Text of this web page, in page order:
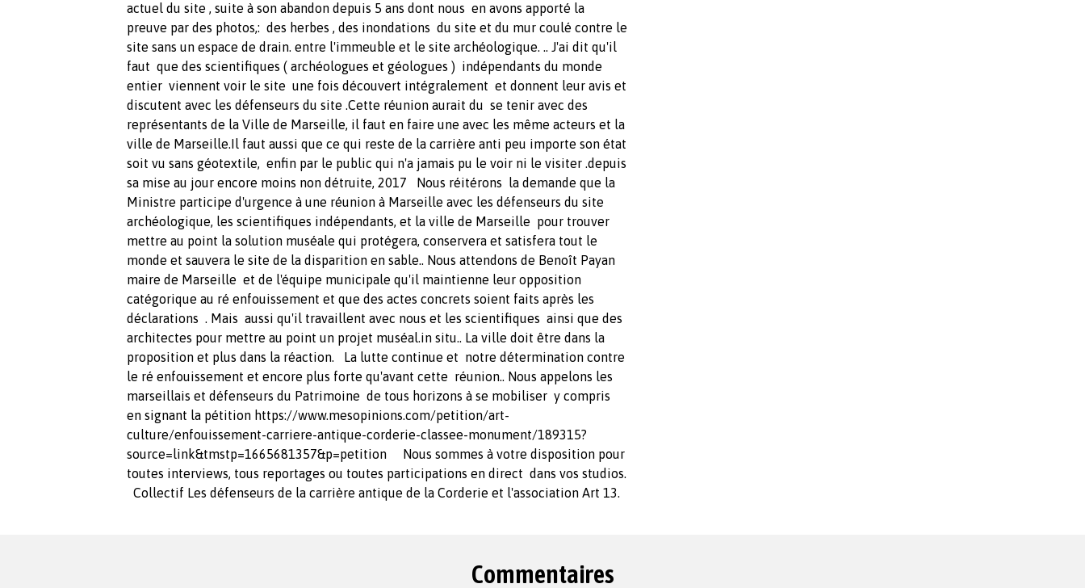
actuel du site , suite à son abandon depuis 5 ans dont nous en avons apporté la
preuve par des photos,: des herbes , des inondations du site et du mur coulé contre le
site sans un espace de drain. entre l'immeuble et le site archéologique. .. J'ai dit qu'il
faut que des scientifiques ( archéologues et géologues ) indépendants du monde
entier viennent voir le site une fois découvert intégralement et donnent leur avis et
discutent avec les défenseurs du site .Cette réunion aurait du se tenir avec des
représentants de la Ville de Marseille, il faut en faire une avec les même acteurs et la
ville de Marseille.Il faut aussi que ce qui reste de la carrière anti peu importe son état
soit vu sans géotextile, enfin par le public qui n'a jamais pu le voir ni le visiter .depuis
sa mise au jour encore moins non détruite, 2017 Nous réitérons la demande que la
Ministre participe d'urgence à une réunion à Marseille avec les défenseurs du site
archéologique, les scientifiques indépendants, et la ville de Marseille pour trouver
mettre au point la solution muséale qui protégera, conservera et satisfera tout le
monde et sauvera le site de la disparition en sable.. Nous attendons de Benoît Payan
maire de Marseille et de l'équipe municipale qu'il maintienne leur opposition
catégorique au ré enfouissement et que des actes concrets soient faits après les
déclarations . Mais aussi qu'il travaillent avec nous et les scientifiques ainsi que des
architectes pour mettre au point un projet muséal.in situ.. La ville doit être dans la
proposition et plus dans la réaction. La lutte continue et notre détermination contre
le ré enfouissement et encore plus forte qu'avant cette réunion.. Nous appelons les
marseillais et défenseurs du Patrimoine de tous horizons à se mobiliser y compris
en signant la pétition https://www.mesopinions.com/petition/art-
culture/enfouissement-carriere-antique-corderie-classee-monument/189315?
source=link&tmstp=1665681357&p=petition Nous sommes à votre disposition pour
toutes interviews, tous reportages ou toutes participations en direct dans vos studios.
Collectif Les défenseurs de la carrière antique de la Corderie et l'association Art 13.
Commentaires